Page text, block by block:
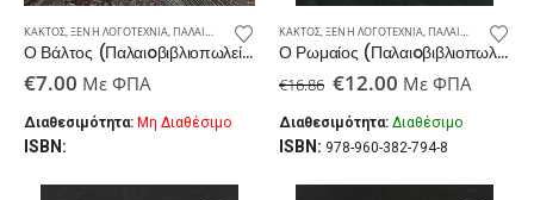
ΚΆΚΤΟΣ,ΞΈΝΗ ΛΟΓΟΤΕΧΝΊΑ, ΠΑΛΑΙΟΒΙΒΛΙΟΠΩΛΕΊΟ
Ο Βάλτος (Παλαιoβιβλιοπωλείο)
€7.00 Με ΦΠΑ
Διαθεσιμότητα: Μη Διαθέσιμο
ISBN:
ΚΆΚΤΟΣ,ΞΈΝΗ ΛΟΓΟΤΕΧΝΊΑ, ΠΑΛΑΙΟΒΙΒΛΙΟΠΩΛΕΊΟ
Ο Ρωμαίος (Παλαιoβιβλιοπωλείο)
€16.86 Original
was:
€16.86.
€12.00Η
τιμή
είναι:
€12.00.
Με ΦΠΑ
Διαθεσιμότητα: Διαθέσιμο
ISBN: 978-960-382-794-8